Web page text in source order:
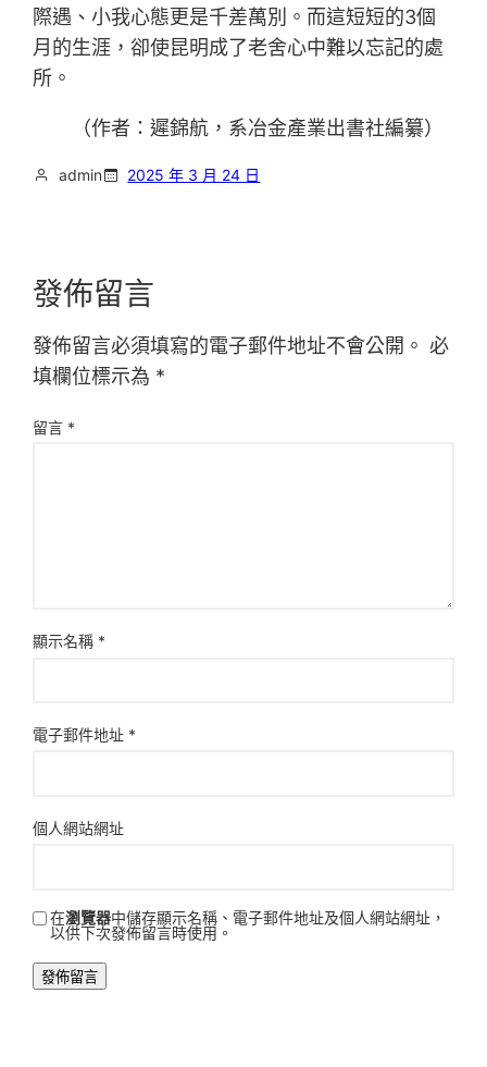
際遇、小我心態更是千差萬別。而這短短的3個
月的生涯，卻使昆明成了老舍心中難以忘記的處
所。
（作者：遲錦航，系冶金產業出書社編纂）
admin 2025 年 3 月 24 日
發佈留言
發佈留言必須填寫的電子郵件地址不會公開。 必
填欄位標示為 *
留言 *
顯示名稱 *
電子郵件地址 *
個人網站網址
在瀏覽器中儲存顯示名稱、電子郵件地址及個人網站網址，
以供下次發佈留言時使用。